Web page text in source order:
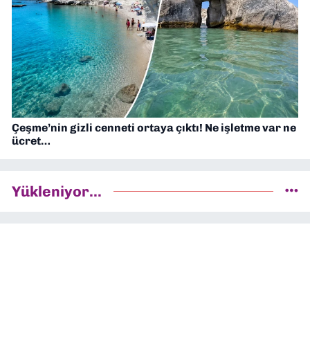
Çeşme’nin gizli cenneti ortaya çıktı! Ne işletme var ne
ücret…
Yükleniyor...